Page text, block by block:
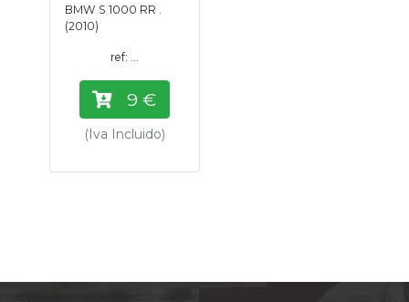
Formulario
Empresa
Contacto
BMW S 1000 RR .
(2010)
ref: ...
9 €
(Iva Incluido)